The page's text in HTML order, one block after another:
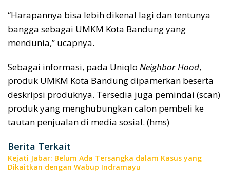
“Harapannya bisa lebih dikenal lagi dan tentunya
bangga sebagai UMKM Kota Bandung yang
mendunia,” ucapnya.
Sebagai informasi, pada Uniqlo Neighbor Hood,
produk UMKM Kota Bandung dipamerkan beserta
deskripsi produknya. Tersedia juga pemindai (scan)
produk yang menghubungkan calon pembeli ke
tautan penjualan di media sosial. (hms)
Berita Terkait
Kejati Jabar: Belum Ada Tersangka dalam Kasus yang
Dikaitkan dengan Wabup Indramayu